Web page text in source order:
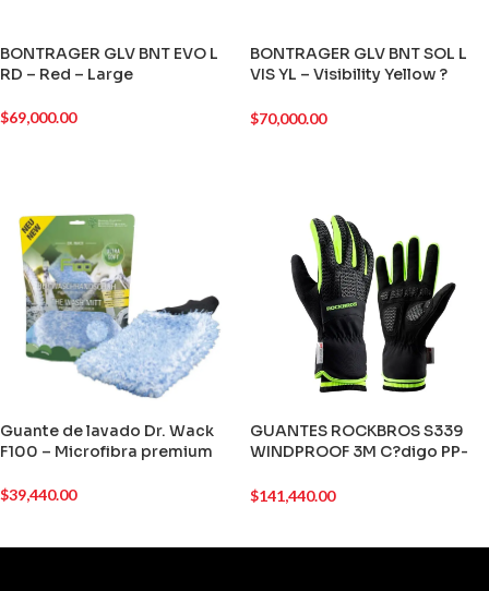
BONTRAGER GLV BNT EVO L
RD – Red – Large
$69,000.00
BONTRAGER GLV BNT SOL L
VIS YL – Visibility Yellow ?
$70,000.00
Guante de lavado Dr. Wack
F100 – Microfibra premium
$39,440.00
GUANTES ROCKBROS S339
WINDPROOF 3M C?digo PP-
$141,440.00